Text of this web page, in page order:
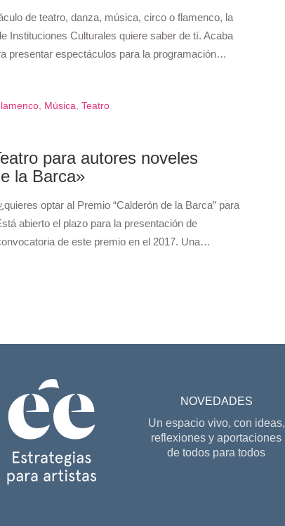
de teatro, danza, música, circo o flamenco, la
Instituciones Culturales quiere saber de tí. Acaba
presentar espectáculos para la programación…
Música Teatro
para autores noveles
la Barca»
optar al Premio “Calderón de la Barca” para
abierto el plazo para la presentación de
de este premio en el 2017. Una…
NOVEDADES
Un espacio vivo, con ideas,
reflexiones y aportaciones
de todos para todos